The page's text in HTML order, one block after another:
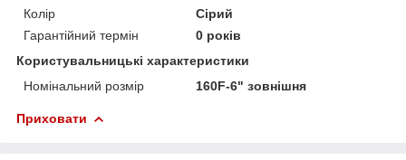
Колір
Сірий
Гарантійний термін
0 років
Користувальницькі характеристики
Номінальний розмір
160F-6" зовнішня
Приховати